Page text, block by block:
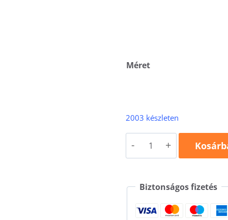
Méret
2003 készleten
Beanie
315
Biztonságos fizetés